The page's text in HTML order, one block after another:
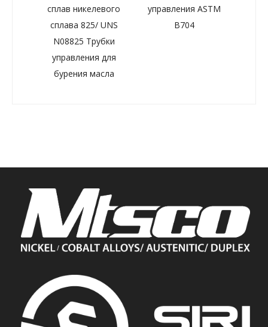
сплав никелевого
сплава 825/ UNS
N08825 Трубки
управления для
бурения масла
управления ASTM